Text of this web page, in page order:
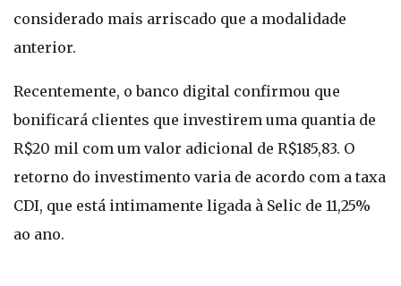
considerado mais arriscado que a modalidade
anterior.
Recentemente, o banco digital confirmou que
bonificará clientes que investirem uma quantia de
R$20 mil com um valor adicional de R$185,83. O
retorno do investimento varia de acordo com a taxa
CDI, que está intimamente ligada à Selic de 11,25%
ao ano.